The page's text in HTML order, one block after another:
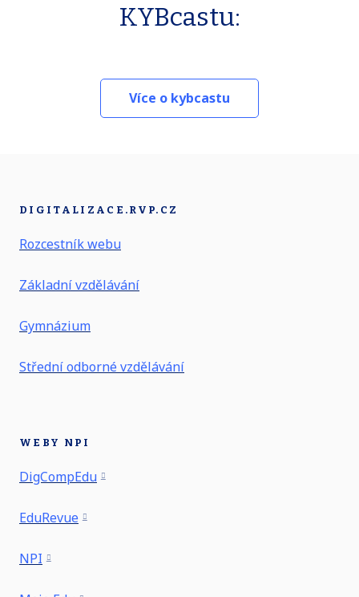
KYBcastu:
Více o kybcastu
DIGITALIZACE.RVP.CZ
Rozcestník webu
Základní vzdělávání
Gymnázium
Střední odborné vzdělávání
WEBY NPI
DigCompEdu
EduRevue
NPI